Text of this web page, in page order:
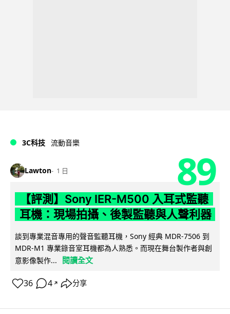
3C科技 流動音樂
Lawton 1 日 89
【評測】Sony IER-M500 入耳式監聽
耳機：現場拍攝、後製監聽與人聲利器
談到專業混音專用的聲音監聽耳機，Sony 經典 MDR-7506 到
MDR-M1 專業錄音室耳機都為人熟悉。而現在舞台製作者與創
意影像製作...
閱讀全文
36 4 ↗ 分享